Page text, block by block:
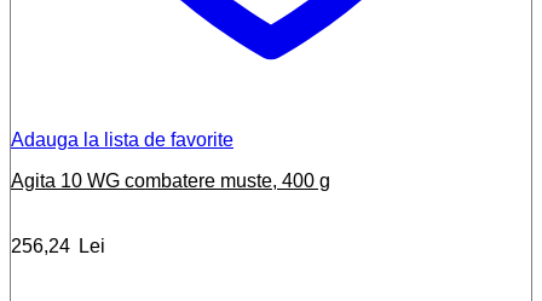
Adauga la lista de favorite
Agita 10 WG combatere muste, 400 g
256,24 Lei